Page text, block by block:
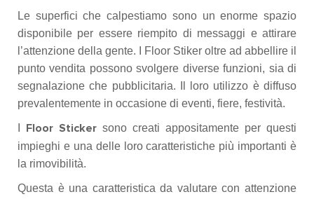
Le superfici che calpestiamo sono un enorme spazio
disponibile per essere riempito di messaggi e attirare
l’attenzione della gente. I Floor Stiker oltre ad abbellire il
punto vendita possono svolgere diverse funzioni, sia di
segnalazione che pubblicitaria. Il loro utilizzo è diffuso
prevalentemente in occasione di eventi, fiere, festività.
Floor Sticker sono creati appositamente per questi
impieghi e una delle loro caratteristiche più importanti è
la rimovibilità.
Questa è una caratteristica da valutare con attenzione